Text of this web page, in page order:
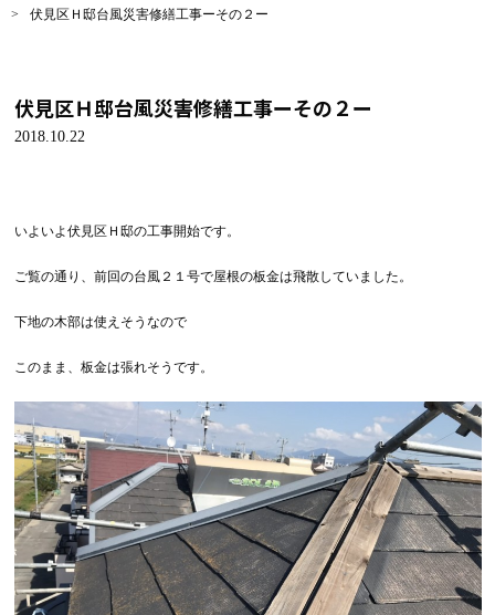
伏見区Ｈ邸台風災害修繕工事ーその２ー
伏見区Ｈ邸台風災害修繕工事ーその２ー
2018.10.22
いよいよ伏見区Ｈ邸の工事開始です。
ご覧の通り、前回の台風２１号で屋根の板金は飛散していました。
下地の木部は使えそうなので
このまま、板金は張れそうです。